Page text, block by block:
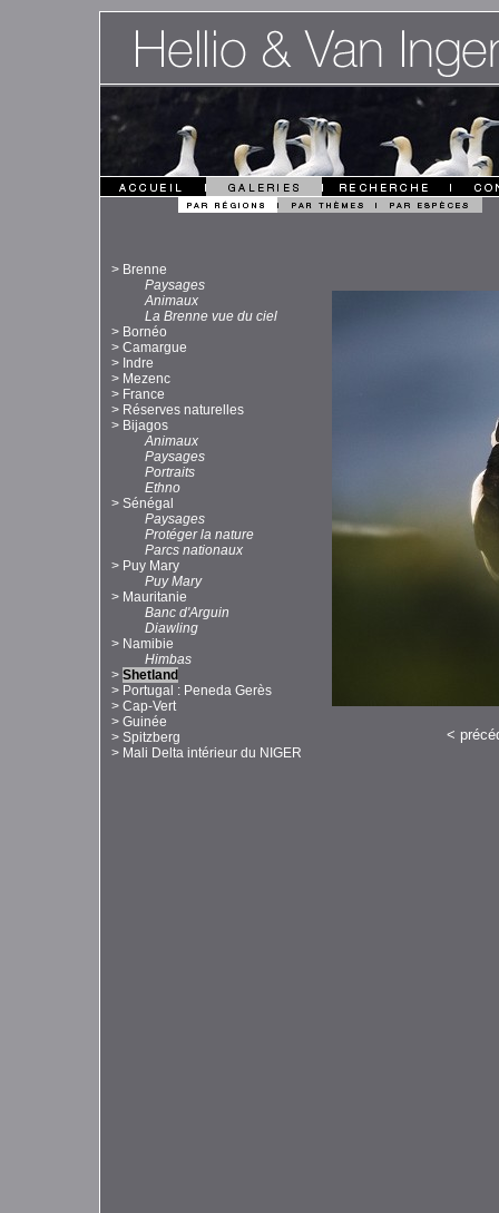
> Brenne
Paysages
Animaux
La Brenne vue du ciel
> Bornéo
> Camargue
> Indre
> Mezenc
> France
> Réserves naturelles
> Bijagos
Animaux
Paysages
Portraits
Ethno
> Sénégal
Paysages
Protéger la nature
Parcs nationaux
> Puy Mary
Puy Mary
> Mauritanie
Banc d'Arguin
Diawling
> Namibie
Himbas
> Shetland
> Portugal : Peneda Gerès
> Cap-Vert
> Guinée
> Spitzberg
> Mali Delta intérieur du NIGER
<